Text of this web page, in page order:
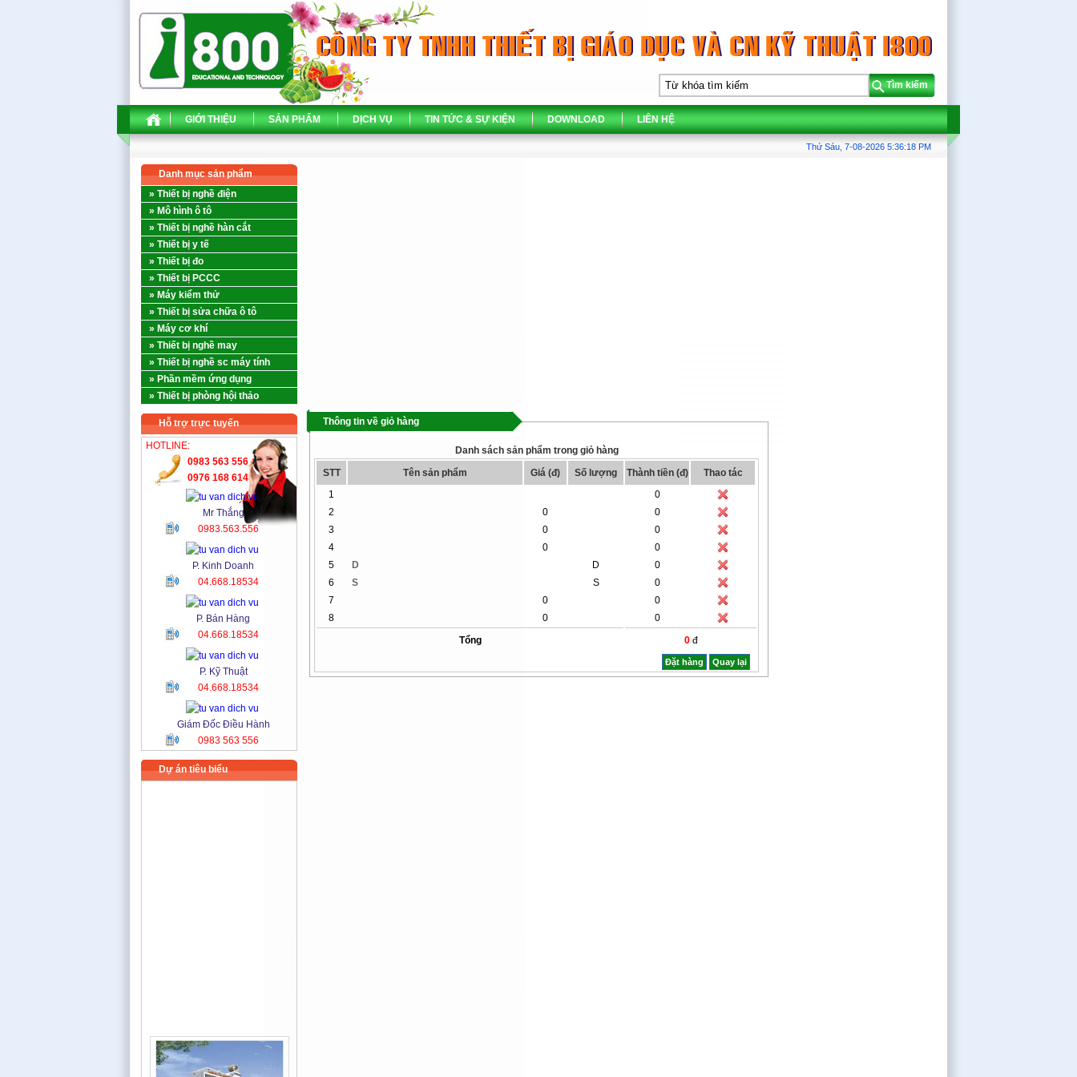
Tìm kiếm
GIỚI THIỆU SẢN PHẨM DỊCH VỤ TIN TỨC & SỰ KIỆN DOWNLOAD LIÊN HỆ
Thứ Sáu, 7-08-2026 5:36:18 PM
Danh mục sản phẩm
» Thiết bị nghề điện
» Mô hình ô tô
» Thiết bị nghề hàn cắt
» Thiết bị y tế
» Thiết bị đo
» Thiết bị PCCC
» Máy kiểm thử
» Thiết bị sửa chữa ô tô
» Máy cơ khí
» Thiết bị nghề may
» Thiết bị nghề sc máy tính
» Phần mềm ứng dụng
» Thiết bị phòng hội thảo
Hỗ trợ trực tuyến
HOTLINE:
0983 563 556
0976 168 614
Mr Thắng
0983.563.556
P. Kinh Doanh
04.668.18534
P. Bán Hàng
04.668.18534
P. Kỹ Thuật
04.668.18534
Giám Đốc Điều Hành
0983 563 556
Dự án tiêu biểu
Thông tin về giỏ hàng
Danh sách sản phẩm trong giỏ hàng
STT
Tên sản phẩm Giá (đ) Số lượng Thành tiền (đ)
Thao tác
1
0
2
0
0
3
0
0
4
0
0
5
D D
0
6
S S
0
7
0
0
8
0
0
Tổng
0đ
Đặt hàng Quay lại